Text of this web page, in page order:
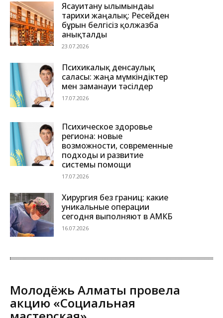
Ясауитану ғылымындағы
тарихи жаңалық: Ресейден
бұрын белгісіз қолжазба
анықталды
23.07.2026
Психикалық денсаулық
саласы: жаңа мүмкіндіктер
мен заманауи тәсілдер
17.07.2026
Психическое здоровье
региона: новые
возможности, современные
подходы и развитие
системы помощи
17.07.2026
Хирургия без границ: какие
уникальные операции
сегодня выполняют в АМКБ
16.07.2026